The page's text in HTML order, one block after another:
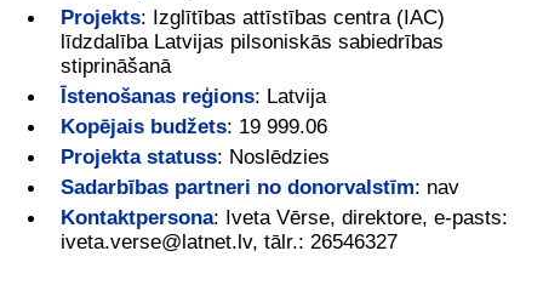
Projekts: Izglītības attīstības centra (IAC)
līdzdalība Latvijas pilsoniskās sabiedrības
stiprināšanā
Īstenošanas reģions: Latvija
Kopējais budžets: 19 999.06
Projekta statuss: Noslēdzies
Sadarbības partneri no donorvalstīm: nav
Kontaktpersona: Iveta Vērse, direktore, e-pasts:
iveta.verse@latnet.lv, tālr.: 26546327